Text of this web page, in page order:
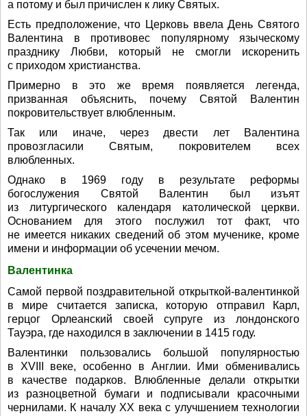
а потому и был причислен к лику Святых.
Есть предположение, что Церковь ввела День Святого
Валентина в противовес популярному языческому
празднику Любви, который не смогли искоренить
с приходом христианства.
Примерно в это же время появляется легенда,
призванная объяснить, почему Святой Валентин
покровительствует влюбленным.
Так или иначе, через двести лет Валентина
провозгласили Святым, покровителем всех
влюбленных.
Однако в 1969 году в результате реформы
богослужения Святой Валентин был изъят
из литургического календаря католической церкви.
Основанием для этого послужил тот факт, что
не имеется никаких сведений об этом мученике, кроме
имени и информации об усечении мечом.
Валентинка
Самой первой поздравительной открыткой-валентинкой
в мире считается записка, которую отправил Карл,
герцог Орлеанский своей супруге из лондонского
Тауэра, где находился в заключении в 1415 году.
Валентинки пользовались большой популярностью
в XVIII веке, особенно в Англии. Ими обменивались
в качестве подарков. Влюбленные делали открытки
из разноцветной бумаги и подписывали красочными
чернилами. К началу XX века с улучшением технологии